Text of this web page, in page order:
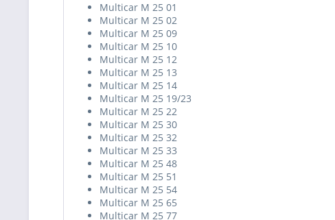
Multicar M 25 01
Multicar M 25 02
Multicar M 25 09
Multicar M 25 10
Multicar M 25 12
Multicar M 25 13
Multicar M 25 14
Multicar M 25 19/23
Multicar M 25 22
Multicar M 25 30
Multicar M 25 32
Multicar M 25 33
Multicar M 25 48
Multicar M 25 51
Multicar M 25 54
Multicar M 25 65
Multicar M 25 77